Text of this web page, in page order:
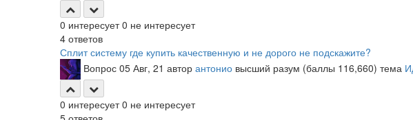
0 интересует 0 не интересует
4 ответов
Сплит систему где купить качественную и не дорого не подскажите?
Вопрос 05 Авг, 21 автор антонио высший разум (баллы 116,660) тема
0 интересует 0 не интересует